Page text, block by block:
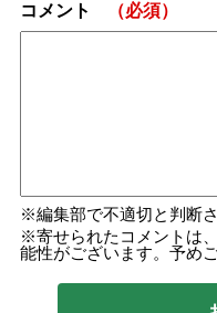
コメント （必須）
編集部で不適切と判断
寄せられたコメントは
能性がございます。予め